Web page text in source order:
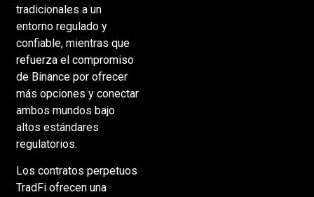
tradicionales a un
entorno regulado y
confiable, mientras que
refuerza el compromiso
de Binance por ofrecer
más opciones y conectar
ambos mundos bajo
altos estándares
regulatorios.
Los contratos perpetuos
TradFi ofrecen una